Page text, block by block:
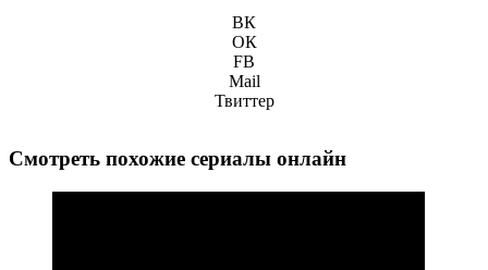
ВК
ОК
FB
Mail
Твиттер
Смотреть похожие сериалы онлайн